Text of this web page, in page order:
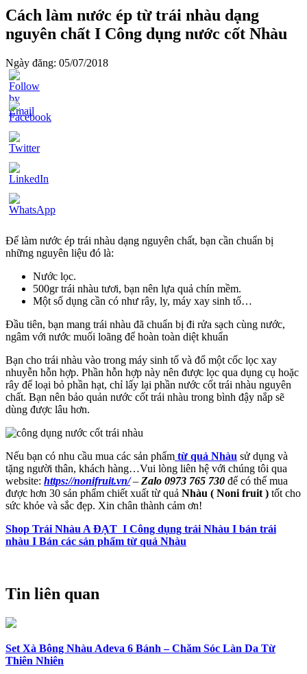
Cách làm nước ép từ trái nhàu dạng
nguyên chất I Công dụng nước cốt Nhàu
Ngày đăng: 05/07/2018
Để làm nước ép trái nhàu dạng nguyên chất, bạn cần chuẩn bị
những nguyên liệu đó là:
Nước lọc.
500gr trái nhàu tươi, bạn nên lựa quả chín mềm.
Một số dụng cần có như rây, ly, máy xay sinh tố…
Đầu tiên, bạn mang trái nhàu đã chuẩn bị đi rửa sạch cùng nước,
ngâm với nước muối loãng để hoàn toàn diệt khuẩn
Bạn cho trái nhàu vào trong máy sinh tố và đổ một cốc lọc xay
nhuyễn hỗn hợp. Phần hỗn hợp này nên được lọc qua dụng cụ hoặc
rây để loại bỏ phần hạt, chỉ lấy lại phần nước cốt trái nhàu nguyên
chất. Bạn nên bảo quản nước cốt trái nhàu trong bình đậy nắp sẽ
dùng được lâu hơn.
Nếu bạn có nhu cầu mua các sản phẩm từ quả Nhàu sử dụng và
tặng người thân, khách hàng…Vui lòng liên hệ với chúng tôi qua
website: https://nonifruit.vn/– Zalo 0973 765 730 để có thể mua
được hơn 30 sản phẩm chiết xuất từ quả Nhàu ( Noni fruit ) tốt cho
sức khỏe và sắc đẹp. Xin chân thành cảm ơn!
Shop Trái Nhàu A ĐẠT I Công dụng trái Nhàu I bán trái
nhàu I Bán các sản phẩm từ quả Nhàu
Tin liên quan
Set Xà Bông Nhàu Adeva 6 Bánh – Chăm Sóc Làn Da Từ
Thiên Nhiên